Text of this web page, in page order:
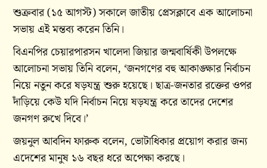
শুক্রবার (১৫ আগস্ট) সকালে জাতীয় প্রেসক্লাবে এক আলোচনা
সভায় এই মন্তব্য করেন তিনি।
বিএনপির চেয়ারপারসন খালেদা জিয়ার জন্মবার্ষিকী উপলক্ষে
আলোচনা সভায় তিনি বলেন, ‘জনগণের বহু আকাঙ্ক্ষার নির্বাচন
নিয়ে নতুন করে ষড়যন্ত্র শুরু হয়েছে। ছাত্র-জনতার রক্তের ওপর
দাঁড়িয়ে কেউ যদি নির্বাচন নিয়ে ষড়যন্ত্র করে তাদের দেশের
জনগণ রুখে দিবে।’
জয়নুল আবদিন ফারুক বলেন, ভোটাধিকার প্রয়োগ করার জন্য
এদেশের মানুষ ১৬ বছর ধরে অপেক্ষা করছে।